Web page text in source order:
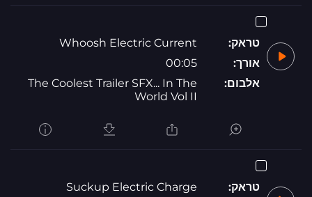
טראק:
Whoosh Electric Current
אורך:
00:05
אלבום:
The Coolest Trailer SFX... In The
World Vol II
טראק:
Suckup Electric Charge